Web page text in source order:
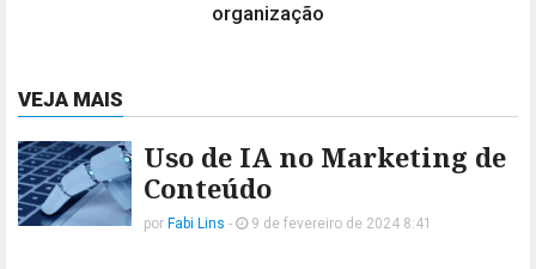
organização
VEJA MAIS
Uso de IA no Marketing de
Conteúdo
por Fabi Lins - 9 de fevereiro de 2024 8:41